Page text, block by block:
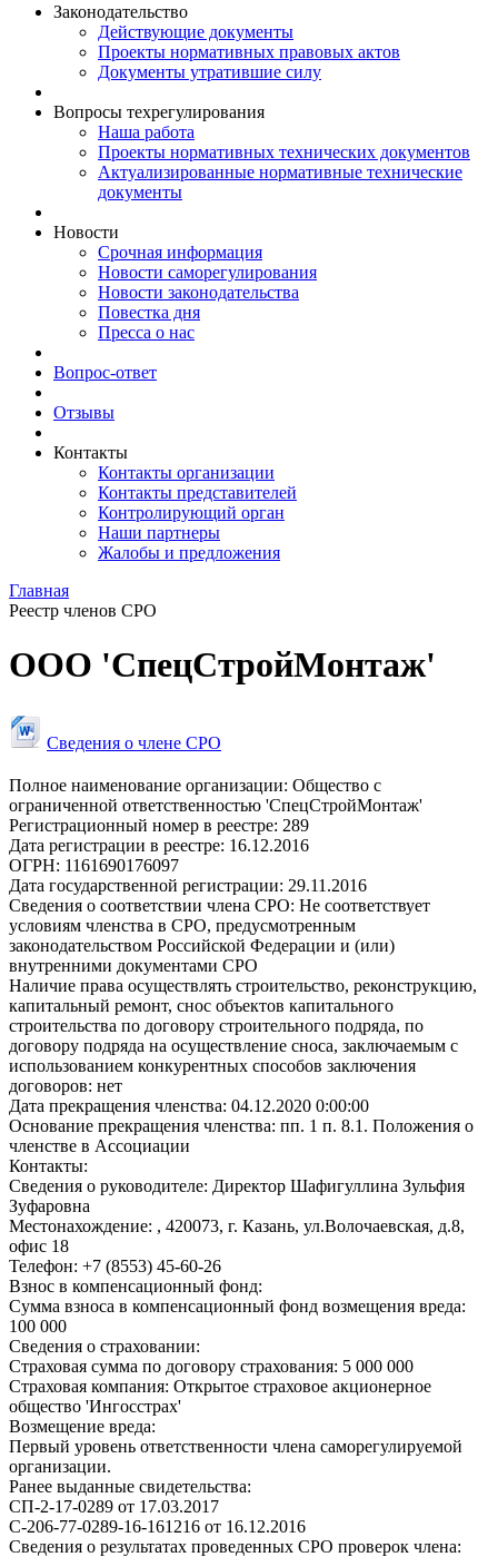
Законодательство
Действующие документы
Проекты нормативных правовых актов
Документы утратившие силу
Вопросы техрегулирования
Наша работа
Проекты нормативных технических документов
Актуализированные нормативные технические
документы
Новости
Срочная информация
Новости саморегулирования
Новости законодательства
Повестка дня
Пресса о нас
Вопрос-ответ
Отзывы
Контакты
Контакты организации
Контакты представителей
Контролирующий орган
Наши партнеры
Жалобы и предложения
Главная
Реестр членов СРО
ООО 'СпецСтройМонтаж'
Сведения о члене СРО
Полное наименование организации: Общество с
ограниченной ответственностью 'СпецСтройМонтаж'
Регистрационный номер в реестре: 289
Дата регистрации в реестре: 16.12.2016
ОГРН: 1161690176097
Дата государственной регистрации: 29.11.2016
Сведения о соответствии члена СРО: Не соответствует
условиям членства в СРО, предусмотренным
законодательством Российской Федерации и (или)
внутренними документами СРО
Наличие права осуществлять строительство, реконструкцию,
капитальный ремонт, снос объектов капитального
строительства по договору строительного подряда, по
договору подряда на осуществление сноса, заключаемым с
использованием конкурентных способов заключения
договоров: нет
Дата прекращения членства: 04.12.2020 0:00:00
Основание прекращения членства: пп. 1 п. 8.1. Положения о
членстве в Ассоциации
Контакты:
Сведения о руководителе: Директор Шафигуллина Зульфия
Зуфаровна
Местонахождение: , 420073, г. Казань, ул.Волочаевская, д.8,
офис 18
Телефон: +7 (8553) 45-60-26
Взнос в компенсационный фонд:
Сумма взноса в компенсационный фонд возмещения вреда:
100 000
Сведения о страховании:
Страховая сумма по договору страхования: 5 000 000
Страховая компания: Открытое страховое акционерное
общество 'Ингосстрах'
Возмещение вреда:
Первый уровень ответственности члена саморегулируемой
организации.
Ранее выданные свидетельства:
СП-2-17-0289 от 17.03.2017
С-206-77-0289-16-161216 от 16.12.2016
Сведения о результатах проведенных СРО проверок члена: